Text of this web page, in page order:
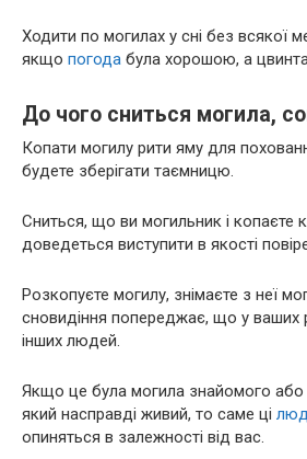
Ходити по могилах у сні без всякої
якщо погода була хорошою, а
До чого сниться могила,
Копати могилу рити яму для
будете зберігати таємницю.
Сниться, що ви могильник і копаєте
доведеться виступити в якості
Розкопуєте могилу, знімаєте з неї
сновидіння попереджає, що у ваших
інших людей.
Якщо це була могила знайомого або
який насправді живий, то саме ці
опиняться в залежності від вас.